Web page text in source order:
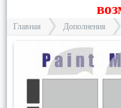
Главная Дополнения